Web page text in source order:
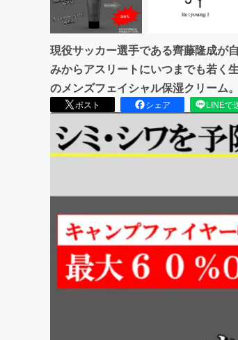
現役サッカー選手である齊藤隆成が
みからアスリートにいつまでも若く
のメンズフェイシャル保湿クリーム。
ポスト シェア LINEで